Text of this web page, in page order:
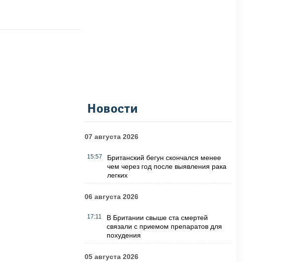
Новости
07 августа 2026
15:57
Британский бегун скончался менее
чем через год после выявления рака
легких
06 августа 2026
17:11
В Британии свыше ста смертей
связали с приемом препаратов для
похудения
05 августа 2026